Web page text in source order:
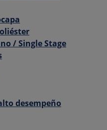
/ Single Stage
desempeño